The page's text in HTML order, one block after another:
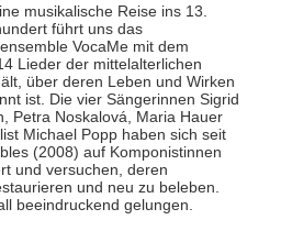
musikalische Reise ins 13.
führt uns das
VocaMe mit dem
Lieder der mittelalterlichen
über deren Leben und Wirken
ist. Die vier Sängerinnen Sigrid
Petra Noskalová, Maria Hauer
Michael Popp haben sich seit
(2008) auf Komponistinnen
und versuchen, deren
und neu zu beleben.
beeindruckend gelungen.